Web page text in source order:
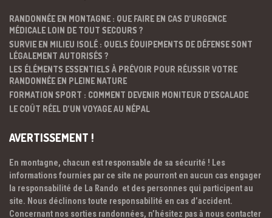
RANDONNÉE EN MONTAGNE : QUE FAIRE EN CAS D’URGENCE
MÉDICALE LOIN DE TOUT SECOURS ?
SURVIE EN MILIEU ISOLÉ : QUELS ÉQUIPEMENTS DE DÉFENSE SONT
LÉGALEMENT AUTORISÉS ?
LES ÉLÉMENTS ESSENTIELS À PRÉVOIR POUR RÉUSSIR VOTRE
RANDONNÉE EN PLEINE NATURE
FORMATION SPORT : COMMENT DEVENIR MONITEUR D’ESCALADE
LE COÛT RÉEL D’UN VOYAGE AU NÉPAL
AVERTISSEMENT !
En montagne, chacun est responsable de sa sécurité ! Les
informations fournies par ce site ne pourront en aucun cas engager
la responsabilité de La Rando et des personnes qui participent au
site. Nous déclinons toute responsabilité en cas d’accident.
Concernant nos sorties randonnées, n’hésitez pas à nous contacter